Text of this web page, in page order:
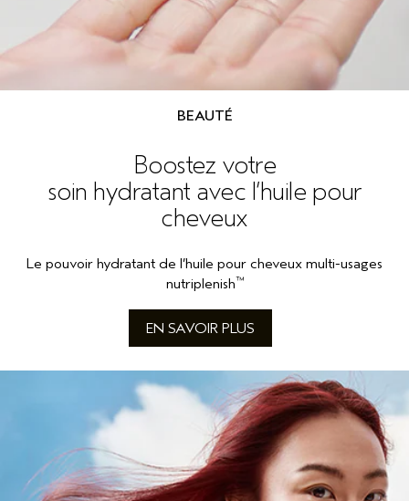
BEAUTÉ
Boostez votre
soin hydratant avec l’huile pour
cheveux
Le pouvoir hydratant de l’huile pour cheveux multi-usages
nutriplenish™
EN SAVOIR PLUS